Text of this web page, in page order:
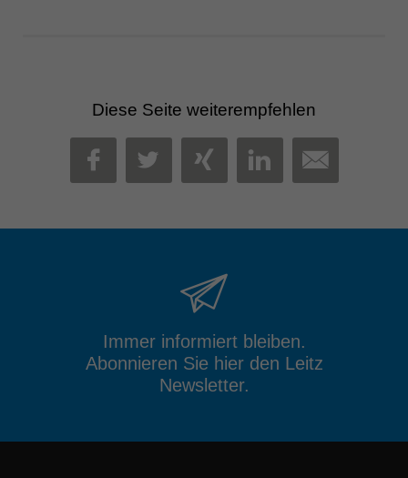
Diese Seite weiterempfehlen
FACEBOOK
TWITTER
XINGLINKEDIN
MAIL
Immer informiert bleiben.
Abonnieren Sie hier den Leitz
Newsletter.